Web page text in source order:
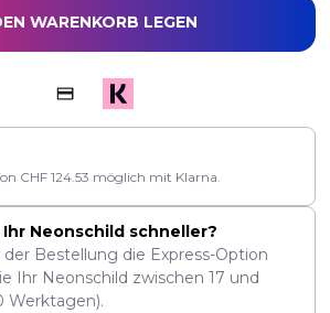
WARENKORB LEGEN
CHF 124.53 möglich mit Klarna.
Neonschild schneller?
der Bestellung die Express-Option
Ihr Neonschild zwischen 17 und
Werktagen).